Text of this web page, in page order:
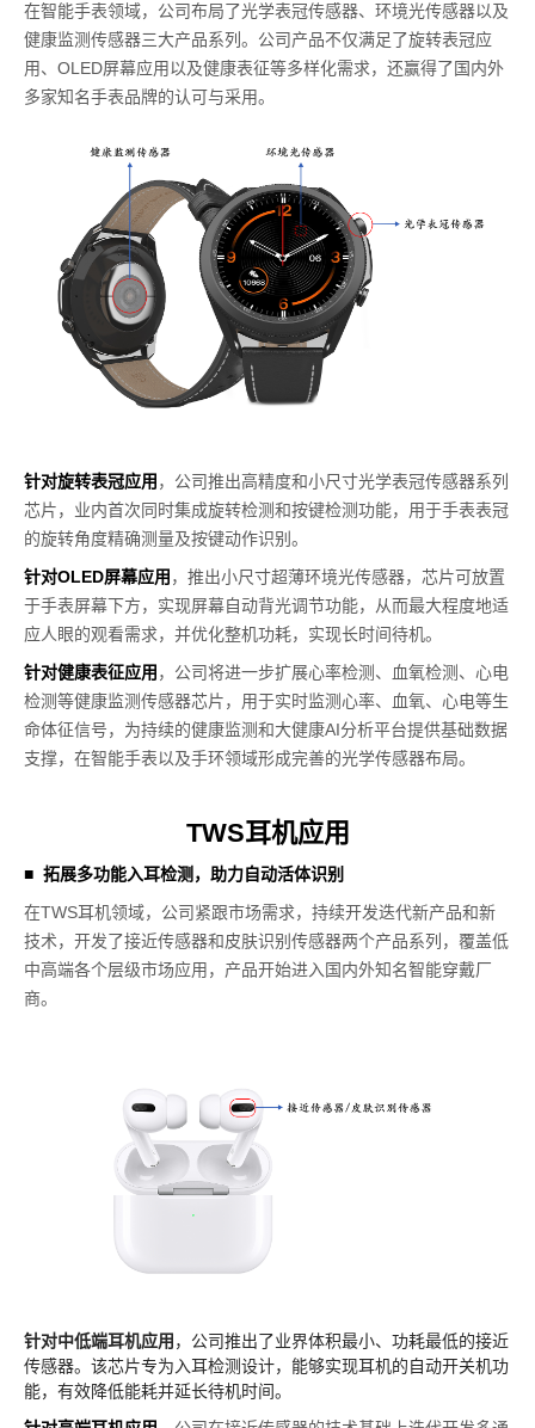
在智能手表领域，公司布局了光学表冠传感器、环境光传感器以及
健康监测传感器三大产品系列。公司产品不仅满足了旋转表冠应
用、OLED屏幕应用以及健康表征等多样化需求，还赢得了国内外
多家知名手表品牌的认可与采用。
针对旋转表冠应用 ，公司推出高精度和小尺寸光学表冠传感器系列
芯片，业内首次同时集成旋转检测和按键检测功能，用于手表表冠
的旋转角度精确测量及按键动作识别。
针对OLED屏幕应用 ，推出小尺寸超薄环境光传感器，芯片可放置
于手表屏幕下方，实现屏幕自动背光调节功能，从而最大程度地适
应人眼的观看需求，并优化整机功耗，实现长时间待机。
针对健康表征应用 ，公司将进一步扩展心率检测、血氧检测、心电
检测等健康监测传感器芯片，用于实时监测心率、血氧、心电等生
命体征信号，为持续的健康监测和大健康AI分析平台提供基础数据
支撑，在智能手表以及手环领域形成完善的光学传感器布局。
TWS耳机应用
■ 拓展多功能入耳检测，助力自动活体识别
在TWS耳机领域，公司紧跟市场需求，持续开发迭代新产品和新
技术，开发了接近传感器和皮肤识别传感器两个产品系列，覆盖低
中高端各个层级市场应用，产品开始进入国内外知名智能穿戴厂
商。
针对中低端耳机应用 ，公司推出了业界体积最小、功耗最低的接近
传感器。该芯片专为入耳检测设计，能够实现耳机的自动开关机功
能，有效降低能耗并延长待机时间。